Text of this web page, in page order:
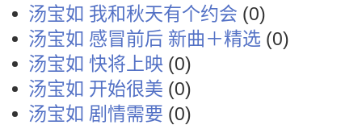
汤宝如 我和秋天有个约会 (0)
汤宝如 感冒前后 新曲＋精选 (0)
汤宝如 快将上映 (0)
汤宝如 开始很美 (0)
汤宝如 剧情需要 (0)